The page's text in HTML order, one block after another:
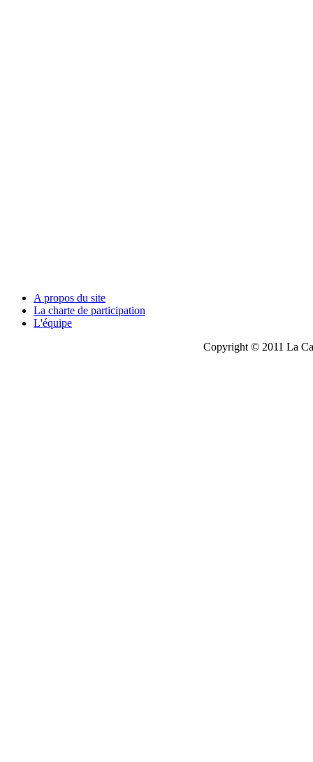
A propos du site
La charte de participation
L'équipe
Copyright © 2011 La